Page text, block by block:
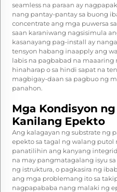
seamless na paraan ay
nang pantay-pantay sa buong
concentrate ang mga puwersa
saan karaniwang nagsisimula
kasanayang pag-install ay
tensyon habang inaapply ang
labis na pagbabad na
hinaharap o sa hindi sapat na
magbigay-daan sa pagbuo ng
panahon.
Mga Kondisyon
Kanilang Epekto
Ang kalagayan ng substrate ng
epekto sa tagal ng walang putol
panatilihin ang kanyang
na may pangmatagalang isyu
ng istruktura, o pagkasira ng
ang mga problemang ito sa
nagpapababa nang malaki ng